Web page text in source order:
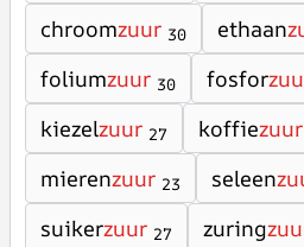
chroomzuur 30 ethaan
foliumzuur 30 fosfor
kiezelzuur 27 koffiezuur
mierenzuur 23 seleen
suikerzuur 27 zuring